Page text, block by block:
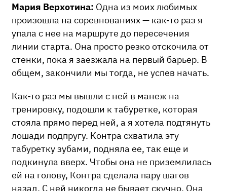
Мария Верхотина: Одна из моих любимых
произошла на соревнованиях — как-то раз я
упала с нее на маршруте до пересечения
линии старта. Она просто резко отскочила от
стенки, пока я заезжала на первый барьер. В
общем, закончили мы тогда, не успев начать.
Как-то раз мы вышли с ней в манеж на
тренировку, подошли к табуретке, которая
стояла прямо перед ней, а я хотела подтянуть
лошади подпругу. Контра схватила эту
табуретку зубами, подняла ее, так еще и
подкинула вверх. Чтобы она не приземлилась
ей на голову, Контра сделала пару шагов
назад. С ней никогда не бывает скучно. Она